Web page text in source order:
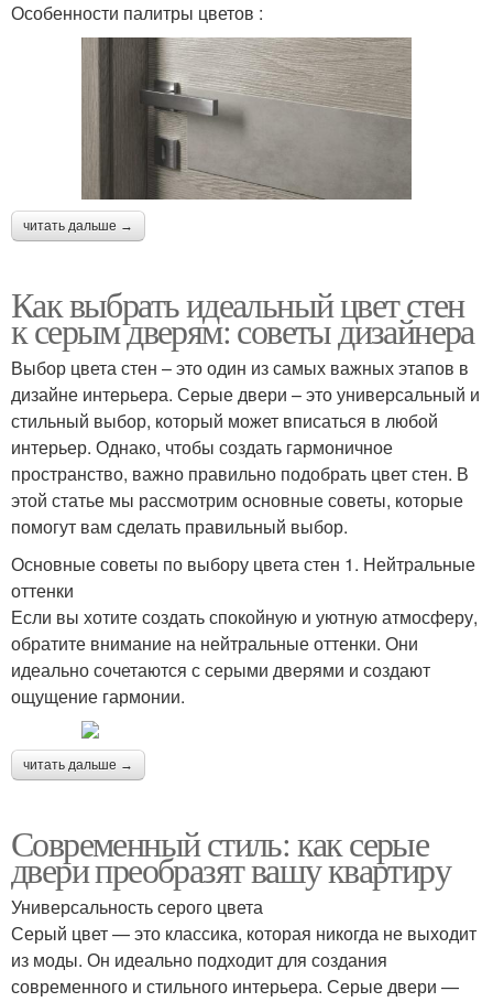
Особенности палитры цветов :
читать дальше →
Как выбрать идеальный цвет стен
к серым дверям: советы дизайнера
Выбор цвета стен – это один из самых важных этапов в
дизайне интерьера. Серые двери – это универсальный и
стильный выбор, который может вписаться в любой
интерьер. Однако, чтобы создать гармоничное
пространство, важно правильно подобрать цвет стен. В
этой статье мы рассмотрим основные советы, которые
помогут вам сделать правильный выбор.
Основные советы по выбору цвета стен 1. Нейтральные
оттенки
Если вы хотите создать спокойную и уютную атмосферу,
обратите внимание на нейтральные оттенки. Они
идеально сочетаются с серыми дверями и создают
ощущение гармонии.
читать дальше →
Современный стиль: как серые
двери преобразят вашу квартиру
Универсальность серого цвета
Серый цвет — это классика, которая никогда не выходит
из моды. Он идеально подходит для создания
современного и стильного интерьера. Серые двери —